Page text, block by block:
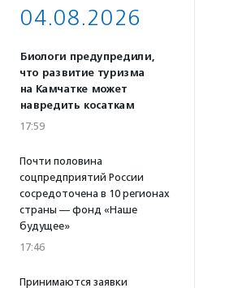
04.08.2026
Биологи предупредили,
что развитие туризма
на Камчатке может
навредить косаткам
17:59
Почти половина
соцпредприятий России
сосредоточена в 10 регионах
страны — фонд «Наше
будущее»
17:46
Принимаются заявки